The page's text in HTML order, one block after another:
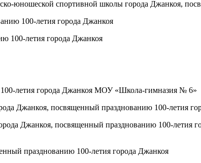
юношеской спортивной школы города Джанкоя,
100-летия города Джанкоя
100-летия города Джанкоя
летия города Джанкоя МОУ «Школа-гимназия № 6»
Джанкоя, посвященный празднованию 100-летия
Джанкоя, посвященный празднованию 100-летия
празднованию 100-летия города Джанкоя